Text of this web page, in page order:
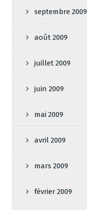
septembre 2009
août 2009
juillet 2009
juin 2009
mai 2009
avril 2009
mars 2009
février 2009